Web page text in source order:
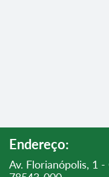
Endereço:
Av. Florianópolis, 1